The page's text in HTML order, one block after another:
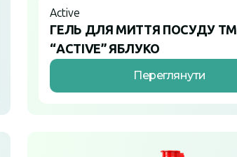
Active
ГЕЛЬ ДЛЯ МИТТЯ ПОСУДУ ТМ
“ACTIVE” ЯБЛУКО
Переглянути